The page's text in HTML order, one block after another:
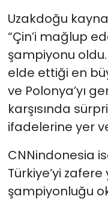
Uzakdoğu
“Çin’i mağlup
şampiyonu
elde ettiği en
ve Polonya’yı
karşısında
ifadelerine yer
CNNindonesia
Türkiye’yi zafere
şampiyonluğu